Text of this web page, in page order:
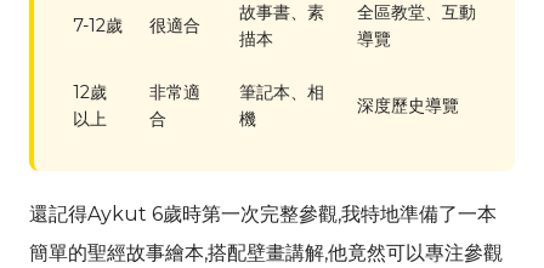
7-12歲 很適合
故事書、素
描本
全區教堂、互動
導覽
12歲
以上
非常適
合
筆記本、相
機
深度歷史導覽
還記得Aykut 6歲時第一次完整參觀,我特地準備了一本
簡單的聖經故事繪本,搭配壁畫講解,他竟然可以專注參觀